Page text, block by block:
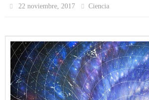
22 noviembre, 2017 Ciencia